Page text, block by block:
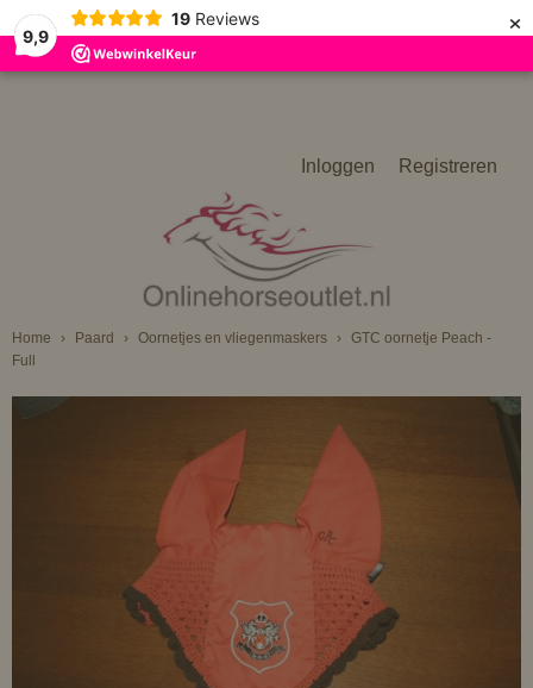
9,9
19 Reviews ×
Inloggen Registreren
Home › Paard › Oornetjes en vliegenmaskers › GTC oornetje Peach -
Full